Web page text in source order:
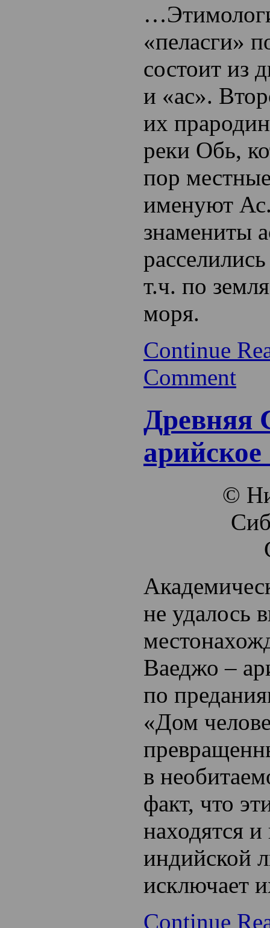
«пеласги»
состоит из
и «ас».
их
реки Обь,
пор
именуют
знамениты
т.ч. по
моря.
Continue
Comment
Древняя
©
не удалось
Ваеджо –
по
«Дом
в
факт, что
находятся
индийской
исключает
Continue